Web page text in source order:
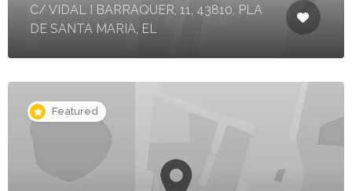
C/ VIDAL I BARRAQUER, 11, 43810, PLA
DE SANTA MARIA, EL
Featured